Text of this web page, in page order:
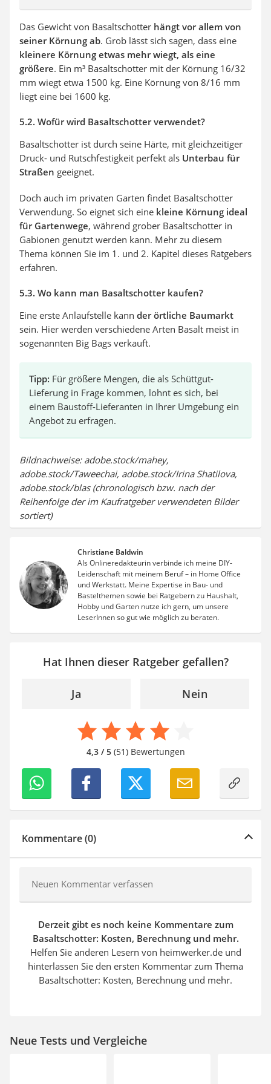
Das Gewicht von Basaltschotter hängt vor allem von
seiner Körnung ab. Grob lässt sich sagen, dass eine
kleinere Körnung etwas mehr wiegt, als eine
größere. Ein m³ Basaltschotter mit der Körnung 16/32
mm wiegt etwa 1500 kg. Eine Körnung von 8/16 mm
liegt eine bei 1600 kg.
5.2. Wofür wird Basaltschotter verwendet?
Basaltschotter ist durch seine Härte, mit gleichzeitiger
Druck- und Rutschfestigkeit perfekt als Unterbau für
Straßen geeignet.
Doch auch im privaten Garten findet Basaltschotter
Verwendung. So eignet sich eine kleine Körnung ideal
für Gartenwege, während grober Basaltschotter in
Gabionen genutzt werden kann. Mehr zu diesem
Thema können Sie im 1. und 2. Kapitel dieses Ratgebers
erfahren.
5.3. Wo kann man Basaltschotter kaufen?
Eine erste Anlaufstelle kann der örtliche Baumarkt
sein. Hier werden verschiedene Arten Basalt meist in
sogenannten Big Bags verkauft.
Tipp: Für größere Mengen, die als Schüttgut-
Lieferung in Frage kommen, lohnt es sich, bei
einem Baustoff-Lieferanten in Ihrer Umgebung ein
Angebot zu erfragen.
Bildnachweise: adobe.stock/mahey,
adobe.stock/Taweechai, adobe.stock/Irina Shatilova,
adobe.stock/blas (chronologisch bzw. nach der
Reihenfolge der im Kaufratgeber verwendeten Bilder
sortiert)
Christiane Baldwin
Als Onlineredakteurin verbinde ich meine DIY-
Leidenschaft mit meinem Beruf – in Home Office
und Werkstatt. Meine Expertise in Bau- und
Bastelthemen sowie bei Ratgebern zu Haushalt,
Hobby und Garten nutze ich gern, um unsere
LeserInnen so gut wie möglich zu beraten.
Hat Ihnen dieser Ratgeber gefallen?
Ja Nein
4,3 / 5(51) Bewertungen
Kommentare (0)
Neuen Kommentar verfassen
Derzeit gibt es noch keine Kommentare zum
Basaltschotter: Kosten, Berechnung und mehr.
Helfen Sie anderen Lesern von heimwerker.de und
hinterlassen Sie den ersten Kommentar zum Thema
Basaltschotter: Kosten, Berechnung und mehr.
Neue Tests und Vergleiche